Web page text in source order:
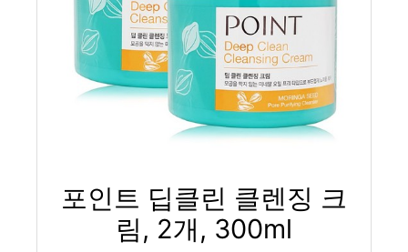
포인트 딥클린 클렌징 크
림, 2개, 300ml